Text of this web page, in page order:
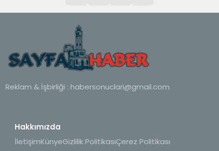
Reklam & İşbirliği : habersonuclari@gmail.com
Hakkımızda
İletişimKünyeGizlilik PolitikasıÇerez Politikası